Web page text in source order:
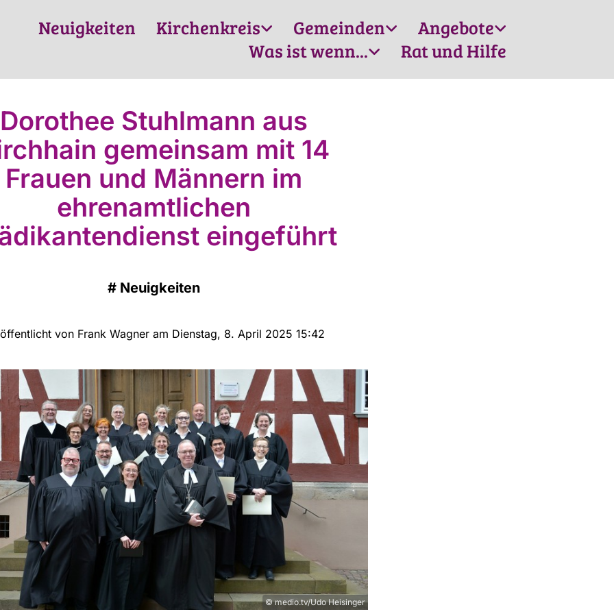
Neuigkeiten Kirchenkreis Gemeinden
Angebote
Was ist wenn...
Rat und Hilfe
Dorothee Stuhlmann aus
gemeinsam mit 14
Frauen und Männern im
ehrenamtlichen
eingeführt
# Neuigkeiten
von Frank Wagner am Dienstag, 8. April 2025 15:42
© medio.tv/Udo Heisinger